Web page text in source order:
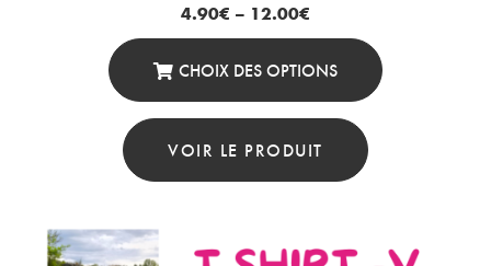
4.90€ – 12.00€
CHOIX DES OPTIONS
Ce
Produit
Variations.
VOIR LE PRODUIT